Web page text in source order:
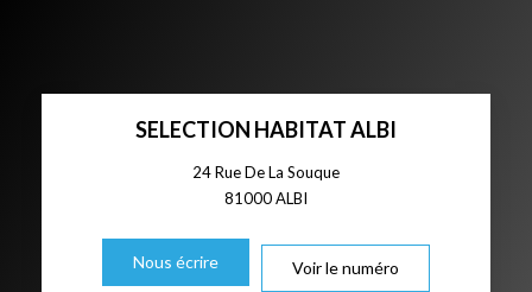
SELECTION HABITAT ALBI
24 Rue De La Souque
81000ALBI
Nous écrire Voir le numéro